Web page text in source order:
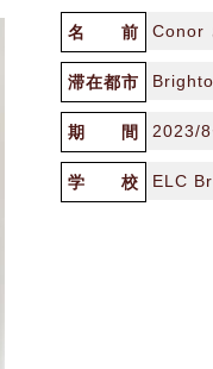
名 前 Conor
滞在都市
期 間 2023/8
学 校 ELC